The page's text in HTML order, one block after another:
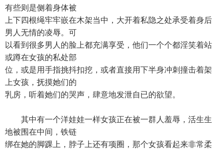
有些则是侧着身体被
上下四根绳牢牢嵌在木架当中，大开着私隐之处承受着身后
男人无情的凌辱。可
以看到很多男人的脸上都充满享受，他们一个个都淫笑着站
或蹲在女孩的私处部
位，或是用手指挑抖扣挖，或者直接用下半身冲刺撞击着架
上女孩，抚摸她们的
乳房，听着她们的哭声，肆意地发泄自已的欲望。
其中有一个洋娃娃一样女孩正在被一群人羞辱，活生生
地被围在中间，铁链
绑在她的脚踝上，脖子上还有项圈，那个女孩看起来非常柔